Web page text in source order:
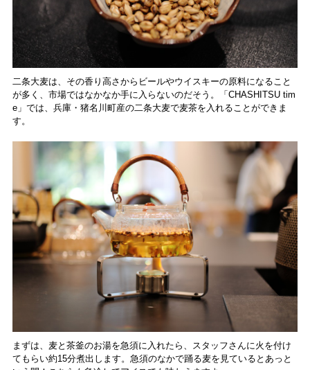
二条大麦は、その香り高さからビールやウイスキーの原料になること
が多く、市場ではなかなか手に入らないのだそう。「CHASHITSU tim
e」では、兵庫・猪名川町産の二条大麦で麦茶を入れることができま
す。
まずは、麦と茶釜のお湯を急須に入れたら、スタッフさんに火を付け
てもらい約15分煮出します。急須のなかで踊る麦を見ているとあっと